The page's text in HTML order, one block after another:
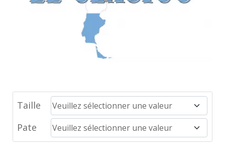
Taille
Pate